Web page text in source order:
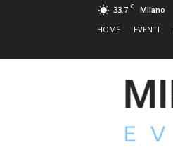
33.7 C Milano
HOME
EVENTI